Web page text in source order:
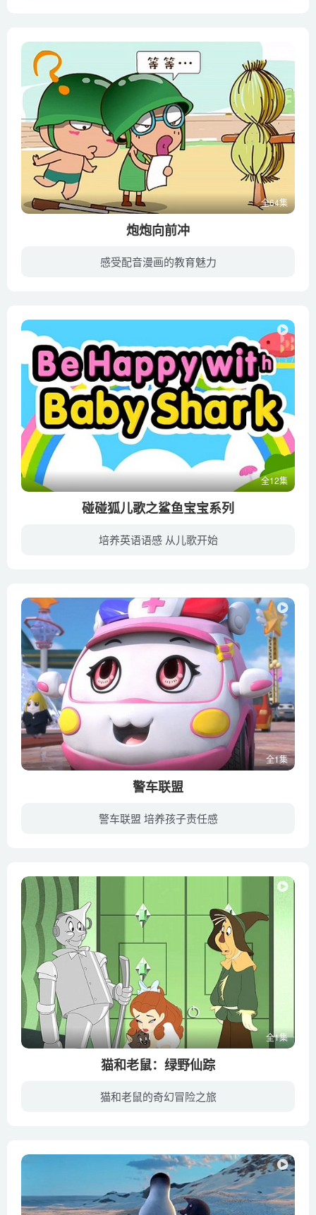
全64集
炮炮向前冲
感受配音漫画的教育魅力
全12集
碰碰狐儿歌之鲨鱼宝宝系列
培养英语语感 从儿歌开始
全1集
警车联盟
警车联盟 培养孩子责任感
全1集
猫和老鼠：绿野仙踪
猫和老鼠的奇幻冒险之旅